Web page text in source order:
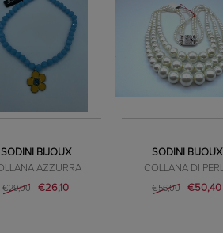
SODINI BIJOUX
AZZURRA
€29,00 €26,10
SODINI BIJOUX
COLLANA DI
€56,00 €50,40